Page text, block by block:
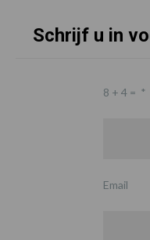
Schrijf u in
8 + 4 = *
Email